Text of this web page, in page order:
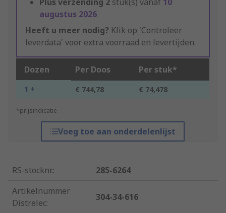
Plus verzending 2 stuk(s) vanaf 10
augustus 2026
Heeft u meer nodig? Klik op 'Controleer
leverdata' voor extra voorraad en levertijden.
Dozen Per Doos Per stuk*
1 + € 744,78 € 74,478
*prijsindicatie
Voeg toe aan onderdelenlijst
RS-stocknr.:
285-6264
Artikelnummer
Distrelec:
304-34-616